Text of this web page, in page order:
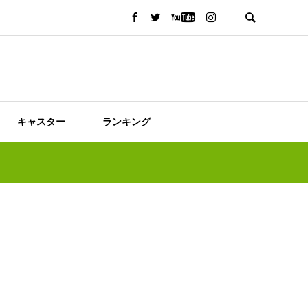
キャスター ランキング